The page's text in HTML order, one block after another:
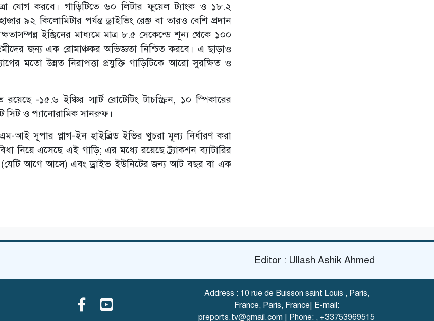
যোগ করবে। গাড়িটিতে ৬০ লিটার ফুয়েল ট্যাংক ও ১৮.২
৯২ কিলোমিটার পর্যন্ত ড্রাইভিং রেঞ্জ বা তারও বেশি প্রদান
ইঞ্জিনের মাধ্যমে মাত্র ৮.৫ সেকেন্ডে শূন্য থেকে ১০০
জন্য এক রোমাঞ্চকর অভিজ্ঞতা নিশ্চিত করবে। এ ছাড়াও
মতো উন্নত নিরাপত্তা প্রযুক্তি গাড়িটিকে আরো সুরক্ষিত ও
-১৫.৬ ইঞ্চির স্মার্ট রোটেটিং টাচস্ক্রিন, ১০ স্পিকারের
সিট ও প্যানোরামিক সানরুফ।
আই সুপার প্লাগ-ইন হাইব্রিড ইভির খুচরা মূল্য নির্ধারণ করা
নিয়ে এসেছে এই গাড়ি; এর মধ্যে রয়েছে ট্র্যাকশন ব্যাটারির
আগে আসে) এবং ড্রাইভ ইউনিটের জন্য আট বছর বা এক
Editor : Ullash Ashik Ahmed
Address : 10 rue de Buisson saint Louis , Paris,
France, Paris, France| E-mail:
preports.tv@gmail.com | Phone: , +33753969515